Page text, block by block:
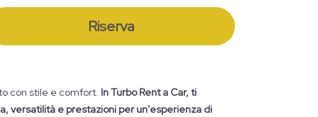
Riserva
con stile e comfort. In Turbo Rent a Car, ti
versatilità e prestazioni per un'esperienza di